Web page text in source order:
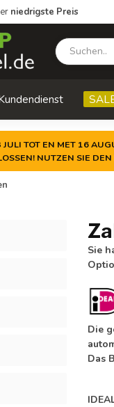
niedrigste Preis
TOT EN MET 16
NUTZEN SIE
Sie
Die
Das